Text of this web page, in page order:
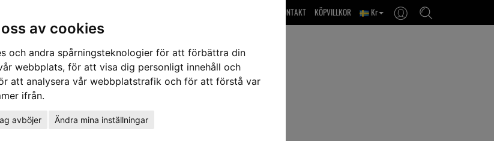
av cookies
och andra spårningsteknologier för att förbättra din
webbplats, för att visa dig personligt innehåll och
att analysera vår webbplatstrafik och för att förstå var
ifrån.
avböjer Ändra mina inställningar
Kr
KÖPVILLKOR
OM OSS & KONTAKT